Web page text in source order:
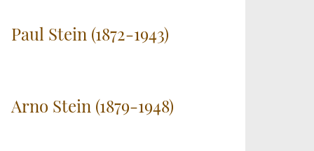
Paul Stein (1872-1943)
Arno Stein (1879-1948)